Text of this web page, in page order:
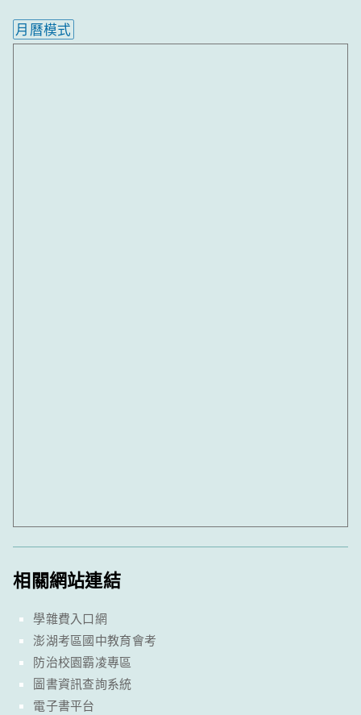
月曆模式
相關網站連結
學雜費入口網
澎湖考區國中教育會考
防治校園霸凌專區
圖書資訊查詢系統
電子書平台